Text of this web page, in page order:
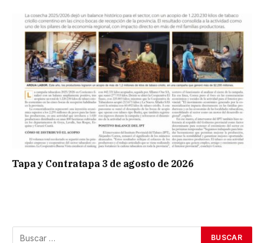
Tapa y Contratapa 3 de agosto de 2026